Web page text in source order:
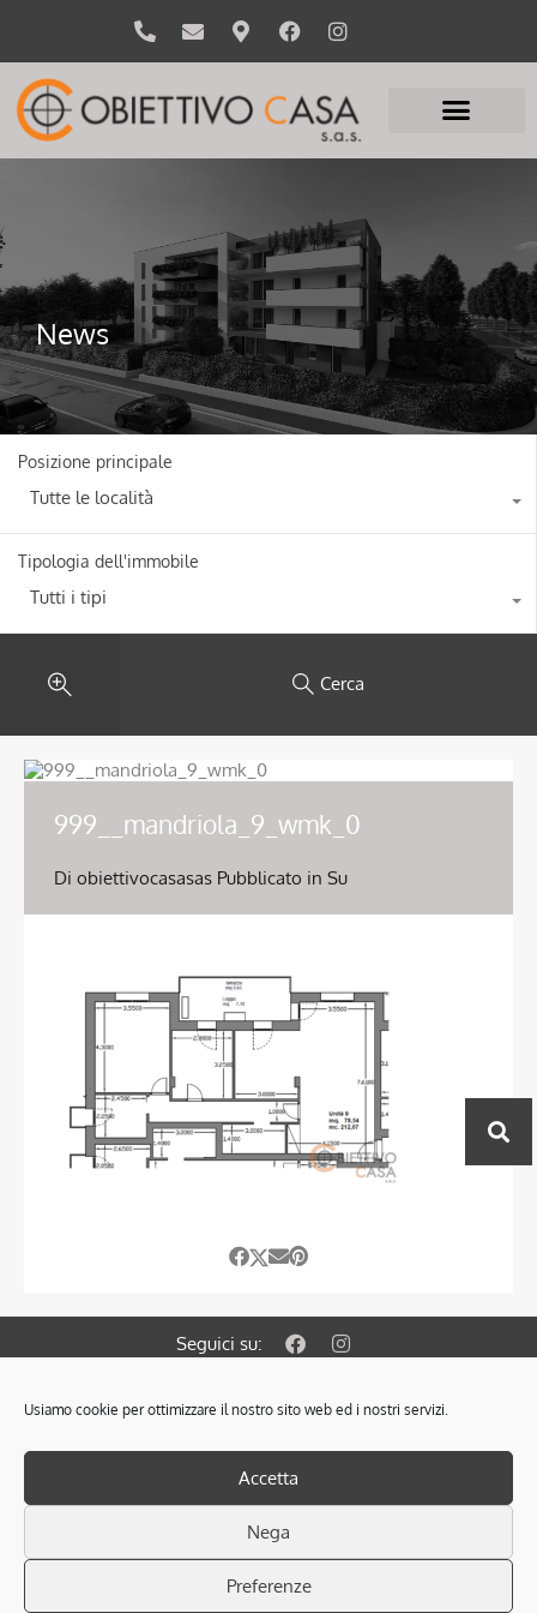
Usiamo cookie per ottimizzare il nostro sito web ed i nostri servizi.
Accetta
Nega
Preferenze
News
Posizione principale
Tutte le località
Tipologia dell'immobile
Tutti i tipi
Cerca
999__mandriola_9_wmk_0
Di obiettivocasasas Pubblicato in Su
Seguici su:
© 2021 OBIETTIVO CASA S.A.S. di Colombin Fabrizio & C.
SCARICA L’INFORMATIVA SULLA PRIVACY
Cod. REA PD 378853 - RAM Soc. n° 2261
Associata FIMAA (Federazione Italiana Mediatori Agenti D’Affari)